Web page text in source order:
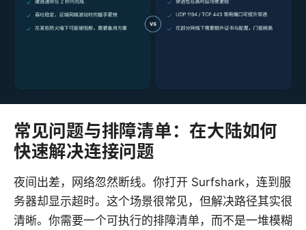
常见问题与排障清单：在大陆如何
快速解决连接问题
夜间出差，网络忽然断线。你打开 Surfshark，连到服
务器却显示超时。这个场景很常见，但解决路径其实很
清晰。你需要一个可执行的排障清单，而不是一堆模糊